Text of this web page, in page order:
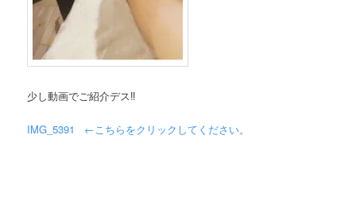
少し動画でご紹介デス‼︎
IMG_5391 ←こちらをクリックしてください。